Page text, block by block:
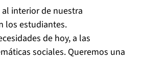
interior de nuestra
los estudiantes.
de hoy, a las
sociales. Queremos una